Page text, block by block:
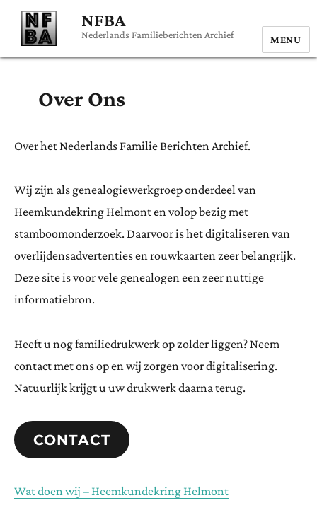
NFBA
Nederlands Familieberichten Archief MENU
Over Ons
Over het Nederlands Familie Berichten Archief.
Wij zijn als genealogiewerkgroep onderdeel van
Heemkundekring Helmont en volop bezig met
stamboomonderzoek. Daarvoor is het digitaliseren van
overlijdensadvertenties en rouwkaarten zeer belangrijk.
Deze site is voor vele genealogen een zeer nuttige
informatiebron.
Heeft u nog familiedrukwerk op zolder liggen? Neem
contact met ons op en wij zorgen voor digitalisering.
Natuurlijk krijgt u uw drukwerk daarna terug.
CONTACT
Wat doen wij – Heemkundekring Helmont